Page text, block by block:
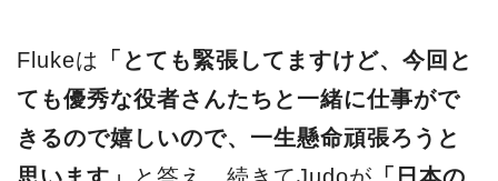
Flukeは
「とても緊張してますけど、今回と
ても優秀な役者さんたちと一緒に仕事がで
きるので嬉しいので、一生懸命頑張ろうと